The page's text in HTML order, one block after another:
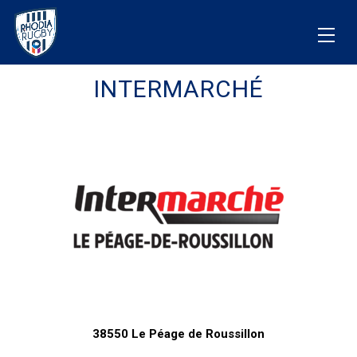
INTERMARCHÉ
38550 Le Péage de Roussillon